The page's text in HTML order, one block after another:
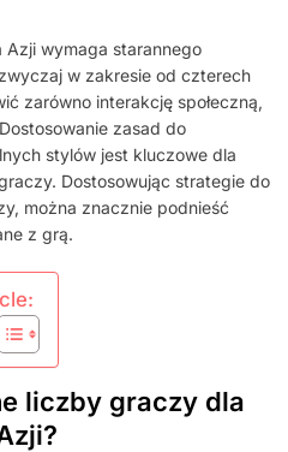
AZJI:
LICZBA
GRACZY,
DOSTOSOWANIA
ZASAD,
STRATEGIE
Azji wymaga starannego
w zakresie od czterech
zarówno interakcję społeczną,
zasad do
stylów jest kluczowe dla
Dostosowując strategie do
można znacznie podnieść
z grą.
liczby graczy dla